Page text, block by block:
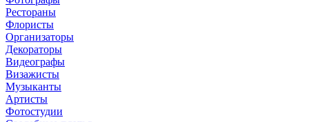
Рестораны
Флористы
Организаторы
Декораторы
Видеографы
Визажисты
Музыканты
Артисты
Фотостудии